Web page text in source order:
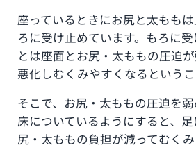
座っているときにお尻と太もも
ろに受け止めています。もろに
とは座面とお尻・太ももの圧迫
悪化しむくみやすくなるというこ
そこで、お尻・太ももの圧迫を
床についているようにすると、
尻・太ももの負担が減ってむくみ